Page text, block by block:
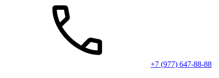
+7 (977) 647-88-88